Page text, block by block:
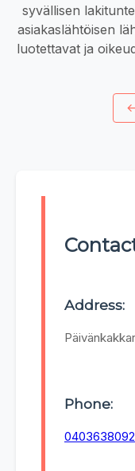
syvällisen
asiakaslähtöisen
luotettavat ja
←
Address:
Phone:
0403638092